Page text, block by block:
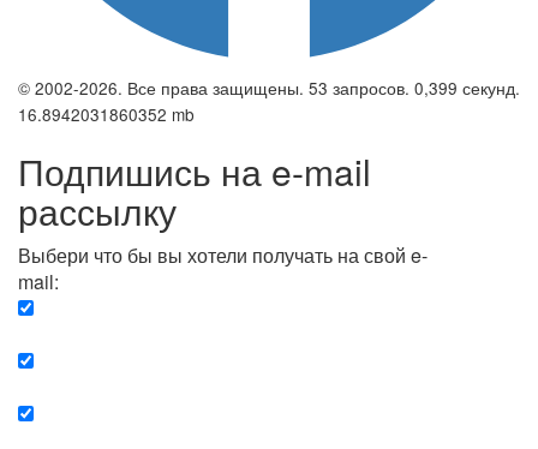
© 2002-2026. Все права защищены. 53 запросов. 0,399 секунд.
16.8942031860352 mb
Подпишись на e-mail
рассылку
Выбери что бы вы хотели получать на свой e-
mail: